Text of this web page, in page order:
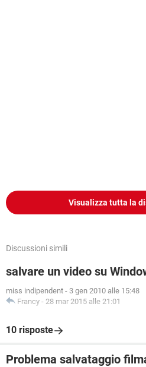
Visualizza tutta la
Discussioni simili
salvare un video su
miss indipendent - 3 gen 2010 alle 15:48
Francy - 28 mar 2015 alle 21:01
10 risposte
Problema salvataggio